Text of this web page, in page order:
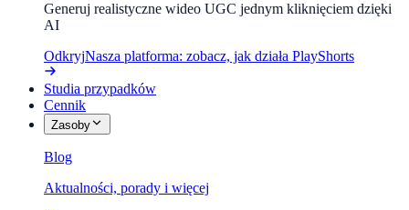
Generuj realistyczne wideo UGC jednym kliknięciem dzięki
AI
OdkryjNasza platforma: zobacz, jak działa PlayShorts
Studia przypadków
Cennik
Zasoby
Blog
Aktualności, porady i więcej